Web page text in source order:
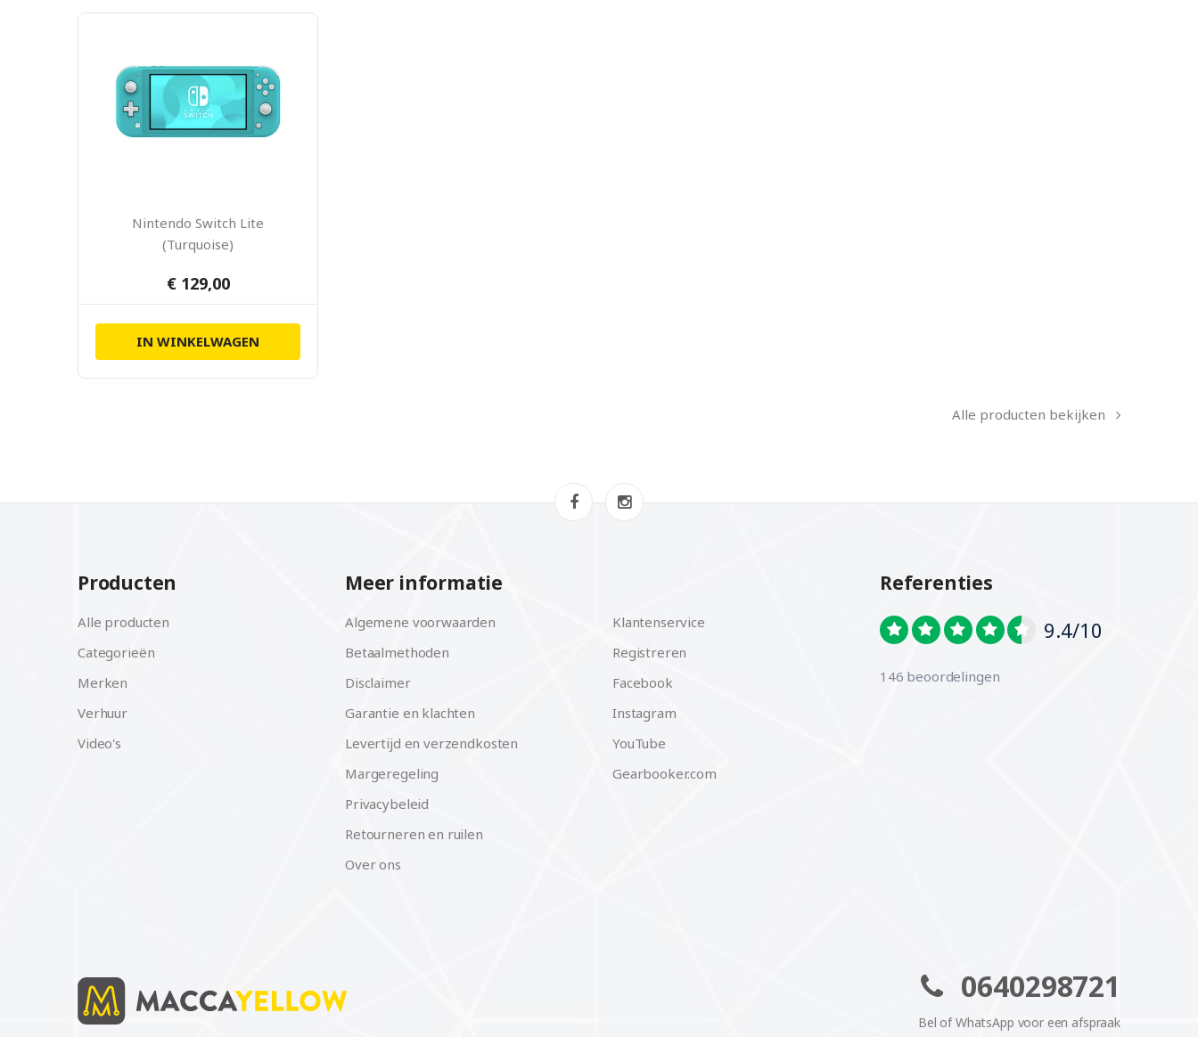
Nintendo Switch Lite
(Turquoise)
€ 129,00
IN WINKELWAGEN
Alle producten bekijken
Producten
Alle producten
Categorieën
Merken
Verhuur
Video's
Meer informatie
Algemene voorwaarden
Betaalmethoden
Disclaimer
Garantie en klachten
Levertijd en verzendkosten
Margeregeling
Privacybeleid
Retourneren en ruilen
Over ons
Klantenservice
Registreren
Facebook
Instagram
YouTube
Gearbooker.com
Referenties
9.4/10
146 beoordelingen
0640298721
Bel of WhatsApp voor een afspraak